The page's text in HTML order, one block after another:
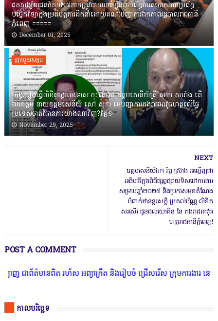
ជនសង្ស័យជនចំនួន២៨នាក់ត្រូវបានឃាត់ខ្លួនពាក់ព័ន្ធការឆបោកតាមប្រព័ន្ធ
បច្ចេកវិទ្យាក្នុងប្រតិបត្តិការដឹកនាំដោយគណៈបញ្ជាការឯកភាពរដ្ឋបាលរាជធានី
ភ្នំពេញ ‎=====
December 01, 2025
ជ្រុងមួយសង្គម
បង្វែររឿងធ្វើលិខិតថ្កោលទោស ចុះលោក ឧត្តមសេនីយ៍ត្រី សាក់ សារាំង តើ
ឯកឧត្តម នាយឧត្តមសេនីយ៍ សៅ សុខា មេបញ្ជាការកងរាជអាវុធហត្ថលើផ្ទៃ
ប្រទេសចាត់វិធានការយ៉ាងណាវិញ?វគ្គ១
November 29, 2025
NEXT
ឧត្តមសេនីយ៍ឯក រ័ត្ន ស្រ៊ាង អញ្ជើញជា
អធិបតីក្នុងពិធីផ្សព្វផ្សាយទិសដៅការងារ
សម្រាប់ឆ្នាំ២០២៥ និងប្រកាសមុខតំណែង
បំពាក់ឋានន្តរសក្តិ ប្រគល់ប័ណ្ណ លិខិត
សរសើរ ជូនដល់យោធិន នៃ កងរាជអាវុធ
ហត្ថរាជធានីភ្នំពេញ!
POST A COMMENT
ត រហ័ស អព្យាក្រឹត និងរៀបចំ ជ្រើសរើស ក្រុមការងារ នៅតាមបណ្តាលរា
កាលបរិច្ឆេទ